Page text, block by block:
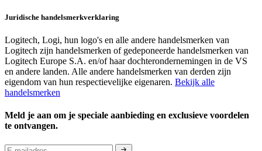
Juridische handelsmerkverklaring
Logitech, Logi, hun logo's en alle andere handelsmerken van
Logitech zijn handelsmerken of gedeponeerde handelsmerken van
Logitech Europe S.A. en/of haar dochterondernemingen in de VS
en andere landen. Alle andere handelsmerken van derden zijn
eigendom van hun respectievelijke eigenaren. Bekijk alle
handelsmerken
Meld je aan om je speciale aanbieding en exclusieve voordelen
te ontvangen.